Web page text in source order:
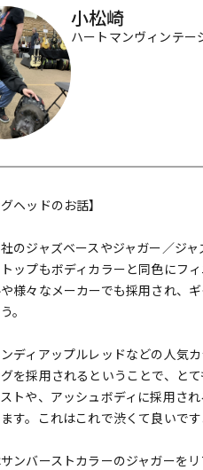
グ機器
小松崎
ハートマンヴィンテー
ヘッドのお話】
のジャズベースやジャガー／ジ
ップもボディカラーと同色にフ
様々なメーカーでも採用され、
。
ディアップルレッドなどの人気
を採用されるということで、と
トや、アッシュボディに採用さ
す。これはこれで渋くて良いです
ンバーストカラーのジャガーを